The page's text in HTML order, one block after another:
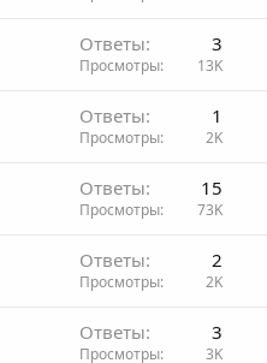
Ответы 3
Просмотры 13K
Ответы 1
Просмотры 2K
Ответы 15
Просмотры 73K
Ответы 2
Просмотры 2K
Ответы 3
Просмотры 3K